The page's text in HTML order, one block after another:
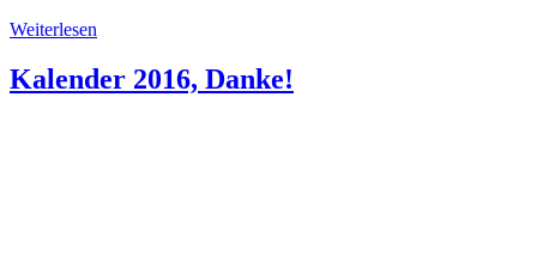
Weiterlesen
Kalender 2016, Danke!